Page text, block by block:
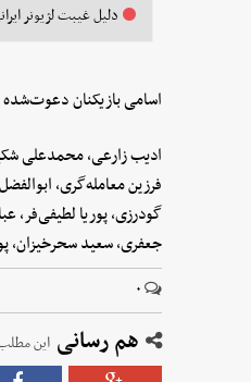
دلیل غیبت لژیونر
اسامی بازیکنان دعوت‌شده
ادیب زارعی، محمدعلی
فرزین معامله‌گری،
گودرزی، پوریا لطیفی‌فر،
جعفری، سعید سحرخیزان،
۰
هم رسانی این